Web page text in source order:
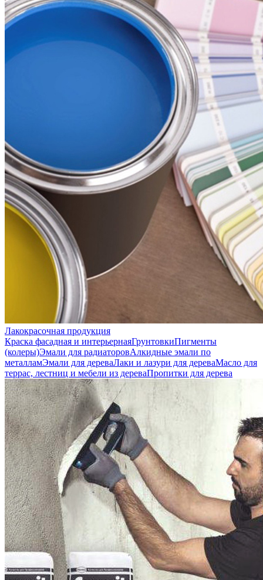
Лакокрасочная продукция
Краска фасадная и интерьернаяГрунтовкиПигменты
(колеры)Эмали для радиаторовАлкидные эмали по
металламЭмали для дереваЛаки и лазури для дереваМасло для
террас, лестниц и мебели из дереваПропитки для дерева